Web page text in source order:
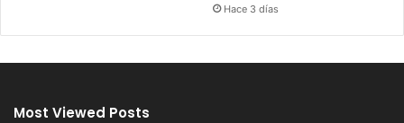
Hace 3 días
Most Viewed Posts